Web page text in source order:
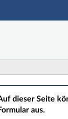
melden
dieser Seite
aus.